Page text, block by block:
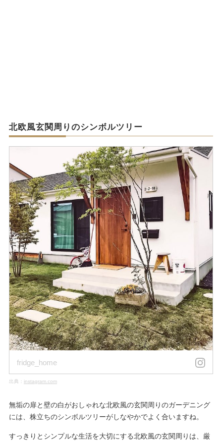
北欧風玄関周りのシンボルツリー
fridge_home
出典： instagram.com
無垢の扉と壁の白がおしゃれな北欧風の玄関周りのガーデニング
には、株立ちのシンボルツリーがしなやかでよく合いますね。
すっきりとシンプルな生活を大切にする北欧風の玄関周りは、厳